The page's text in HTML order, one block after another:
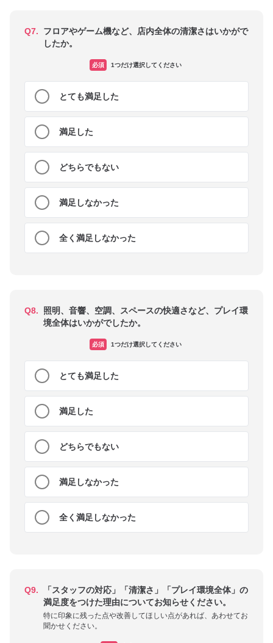
Q7.
フロアやゲーム機など、店内全体の清潔さはいかがで
したか。
必須 1つだけ選択してください
とても満足した
満足した
どちらでもない
満足しなかった
全く満足しなかった
Q8.
照明、音響、空調、スペースの快適さなど、プレイ環
境全体はいかがでしたか。
必須 1つだけ選択してください
とても満足した
満足した
どちらでもない
満足しなかった
全く満足しなかった
Q9.
「スタッフの対応」「清潔さ」「プレイ環境全体」の
満足度をつけた理由についてお知らせください。
特に印象に残った点や改善してほしい点があれば、あわせてお
聞かせください。